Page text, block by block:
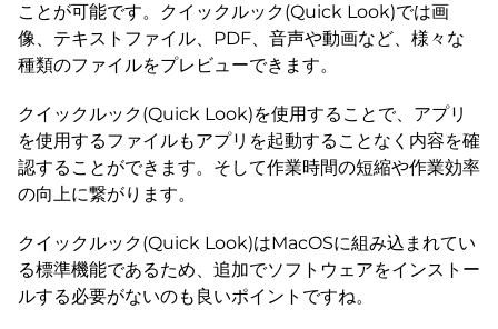
ことが可能です。クイックルック(Quick Look)では画
像、テキストファイル、PDF、音声や動画など、様々な
種類のファイルをプレビューできます。
クイックルック(Quick Look)を使用することで、アプリ
を使用するファイルもアプリを起動することなく内容を確
認することができます。そして作業時間の短縮や作業効率
の向上に繋がります。
クイックルック(Quick Look)はMacOSに組み込まれてい
る標準機能であるため、追加でソフトウェアをインストー
ルする必要がないのも良いポイントですね。